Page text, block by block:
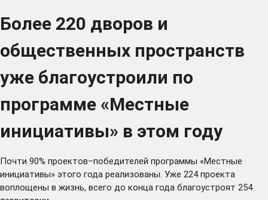
Более 220 дворов и
общественных пространств
уже благоустроили по
программе «Местные
инициативы» в этом году
Почти 90% проектов–победителей программы «Местные
инициативы» этого года реализованы. Уже 224 проекта
воплощены в жизнь, всего до конца года благоустроят 254